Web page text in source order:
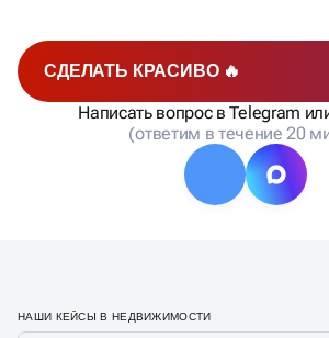
СДЕЛАТЬ КРАСИВО 🔥
Написать вопрос в Telegram
(ответим в течение 20
НАШИ КЕЙСЫ В НЕДВИЖИМОСТИ